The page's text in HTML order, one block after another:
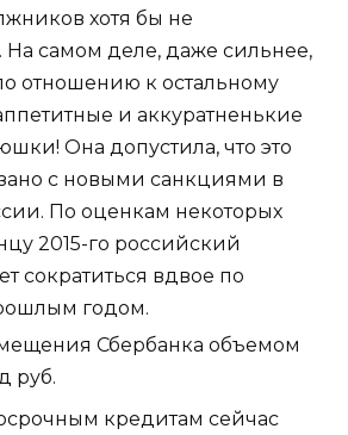
хотя бы не
На самом деле, даже сильнее,
отношению к остальному
и аккуратненькие
Она допустила, что это
с новыми санкциями в
По оценкам некоторых
2015-го российский
сократиться вдвое по
годом.
Сбербанка объемом
руб.
кредитам сейчас